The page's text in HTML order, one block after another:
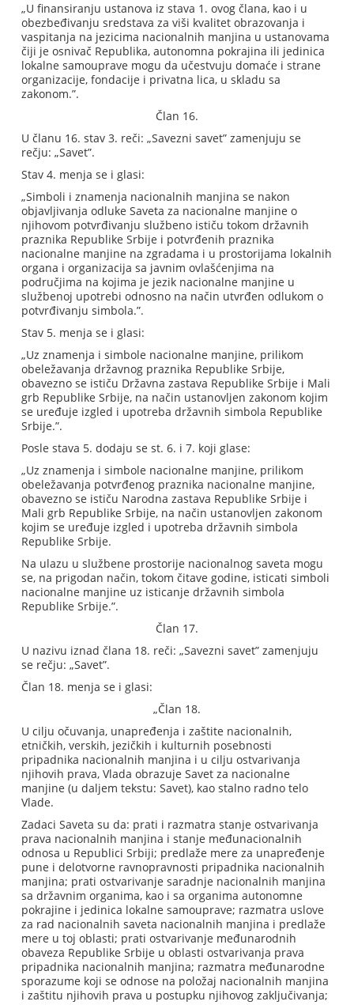
„U finansiranju ustanova iz stava 1. ovog člana, kao i u
obezbeđivanju sredstava za viši kvalitet obrazovanja i
vaspitanja na jezicima nacionalnih manjina u ustanovama
čiji je osnivač Republika, autonomna pokrajina ili jedinica
lokalne samouprave mogu da učestvuju domaće i strane
organizacije, fondacije i privatna lica, u skladu sa
zakonom.”.
Član 16.
U članu 16. stav 3. reči: „Savezni savet” zamenjuju se
rečju: „Savet”.
Stav 4. menja se i glasi:
„Simboli i znamenja nacionalnih manjina se nakon
objavljivanja odluke Saveta za nacionalne manjine o
njihovom potvrđivanju službeno ističu tokom državnih
praznika Republike Srbije i potvrđenih praznika
nacionalne manjine na zgradama i u prostorijama lokalnih
organa i organizacija sa javnim ovlašćenjima na
područjima na kojima je jezik nacionalne manjine u
službenoj upotrebi odnosno na način utvrđen odlukom o
potvrđivanju simbola.”.
Stav 5. menja se i glasi:
„Uz znamenja i simbole nacionalne manjine, prilikom
obeležavanja državnog praznika Republike Srbije,
obavezno se ističu Državna zastava Republike Srbije i Mali
grb Republike Srbije, na način ustanovljen zakonom kojim
se uređuje izgled i upotreba državnih simbola Republike
Srbije.”.
Posle stava 5. dodaju se st. 6. i 7. koji glase:
„Uz znamenja i simbole nacionalne manjine, prilikom
obeležavanja potvrđenog praznika nacionalne manjine,
obavezno se ističu Narodna zastava Republike Srbije i
Mali grb Republike Srbije, na način ustanovljen zakonom
kojim se uređuje izgled i upotreba državnih simbola
Republike Srbije.
Na ulazu u službene prostorije nacionalnog saveta mogu
se, na prigodan način, tokom čitave godine, isticati simboli
nacionalne manjine uz isticanje državnih simbola
Republike Srbije.”.
Član 17.
U nazivu iznad člana 18. reči: „Savezni savet” zamenjuju
se rečju: „Savet”.
Član 18. menja se i glasi:
„Član 18.
U cilju očuvanja, unapređenja i zaštite nacionalnih,
etničkih, verskih, jezičkih i kulturnih posebnosti
pripadnika nacionalnih manjina i u cilju ostvarivanja
njihovih prava, Vlada obrazuje Savet za nacionalne
manjine (u daljem tekstu: Savet), kao stalno radno telo
Vlade.
Zadaci Saveta su da: prati i razmatra stanje ostvarivanja
prava nacionalnih manjina i stanje međunacionalnih
odnosa u Republici Srbiji; predlaže mere za unapređenje
pune i delotvorne ravnopravnosti pripadnika nacionalnih
manjina; prati ostvarivanje saradnje nacionalnih manjina
sa državnim organima, kao i sa organima autonomne
pokrajine i jedinica lokalne samouprave; razmatra uslove
za rad nacionalnih saveta nacionalnih manjina i predlaže
mere u toj oblasti; prati ostvarivanje međunarodnih
obaveza Republike Srbije u oblasti ostvarivanja prava
pripadnika nacionalnih manjina; razmatra međunarodne
sporazume koji se odnose na položaj nacionalnih manjina
i zaštitu njihovih prava u postupku njihovog zaključivanja;